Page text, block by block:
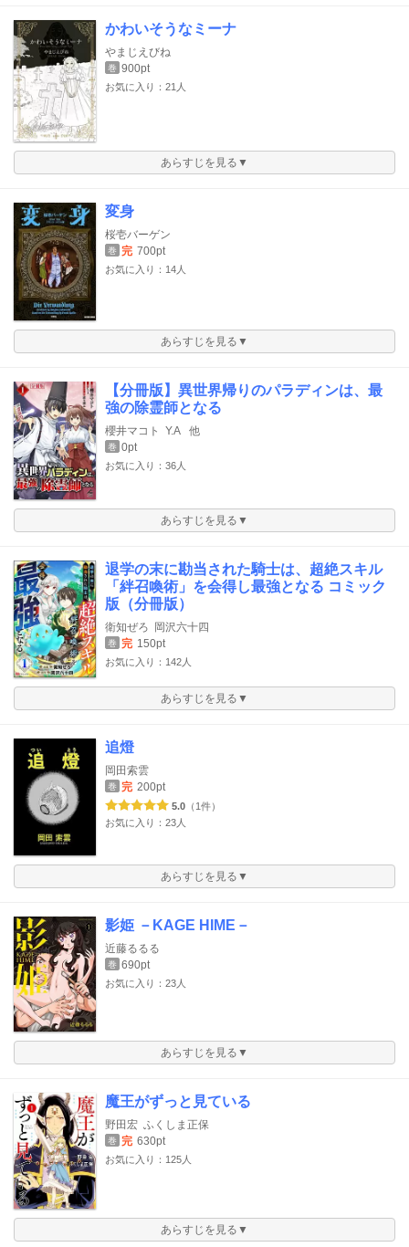
かわいそうなミーナ
やまじえびね
巻 900pt
お気に入り：21人
あらすじを見る▼
変身
桜壱バーゲン
巻 完 700pt
お気に入り：14人
あらすじを見る▼
【分冊版】異世界帰りのパラディンは、最
強の除霊師となる
櫻井マコト Y.A 他
巻 0pt
お気に入り：36人
あらすじを見る▼
退学の末に勘当された騎士は、超絶スキル
「絆召喚術」を会得し最強となる コミック
版（分冊版）
衛知ぜろ 岡沢六十四
巻 完 150pt
お気に入り：142人
あらすじを見る▼
追燈
岡田索雲
巻 完 200pt
5.0 （1件）
お気に入り：23人
あらすじを見る▼
影姫 －KAGE HIME－
近藤るるる
巻 690pt
お気に入り：23人
あらすじを見る▼
魔王がずっと見ている
野田宏 ふくしま正保
巻 完 630pt
お気に入り：125人
あらすじを見る▼